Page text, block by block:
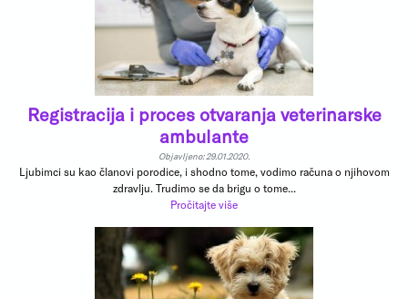
Registracija i proces otvaranja veterinarske
ambulante
Objavljeno: 29.01.2020.
Ljubimci su kao članovi porodice, i shodno tome, vodimo računa o njihovom
zdravlju. Trudimo se da brigu o tome...
Pročitajte više